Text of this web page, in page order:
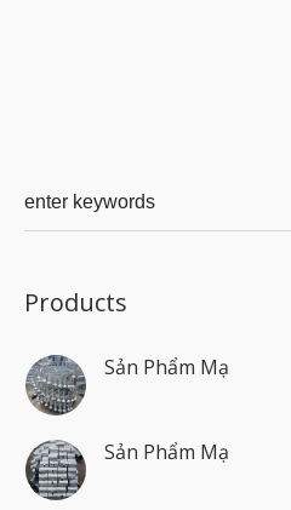
Products
Sản Phẩm Mạ
Sản Phẩm Mạ